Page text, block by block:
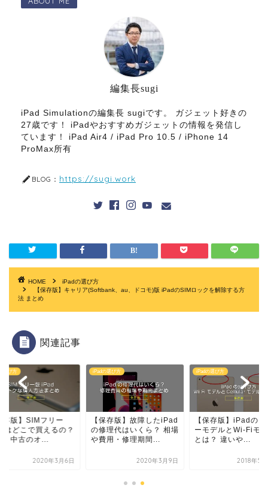
編集長sugi
iPad Simulationの編集長 sugiです。 ガジェット好きの
27歳です！ iPadやおすすめガジェットの情報を発信し
ています！ iPad Air4 / iPad Pro 10.5 / iPhone 14
ProMax所有
BLOG： https://sugi.work
HOME
iPadの選び方
【保存版】キャリア(Softbank、au、ドコモ)版 iPadのSIMロックを解除する方
法 まとめ
関連記事
選び方
存版】SIMフリー
はどこで買えるの？
・中古のオ...
2020年3月6日
iPadの選び方
【保存版】故障したiPad
の修理代はいくら？ 相場
や費用・修理期間...
2020年3月9日
iPadの選び方
【保存版】iPadのセ
ーモデルとWi-Fiモ
とは？ 違いや...
2018年5